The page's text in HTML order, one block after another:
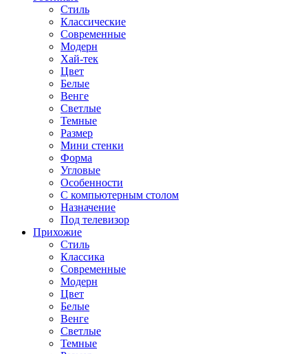
Стиль
Классические
Современные
Модерн
Хай-тек
Цвет
Белые
Венге
Светлые
Темные
Размер
Мини стенки
Форма
Угловые
Особенности
С компьютерным столом
Назначение
Под телевизор
Прихожие
Стиль
Классика
Современные
Модерн
Цвет
Белые
Венге
Светлые
Темные